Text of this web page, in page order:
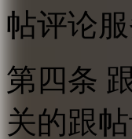
帖评论服
第四条
关的跟